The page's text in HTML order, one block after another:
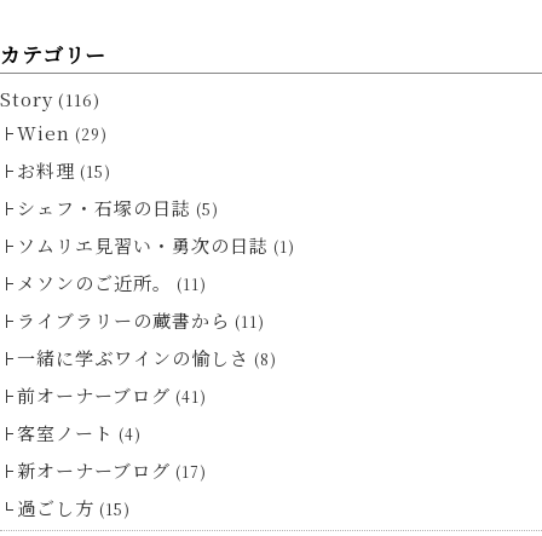
カテゴリー
Story (116)
Wien (29)
お料理 (15)
シェフ・石塚の日誌 (5)
ソムリエ見習い・勇次の日誌 (1)
メソンのご近所。 (11)
ライブラリーの蔵書から (11)
一緒に学ぶワインの愉しさ (8)
前オーナーブログ (41)
客室ノート (4)
新オーナーブログ (17)
過ごし方 (15)